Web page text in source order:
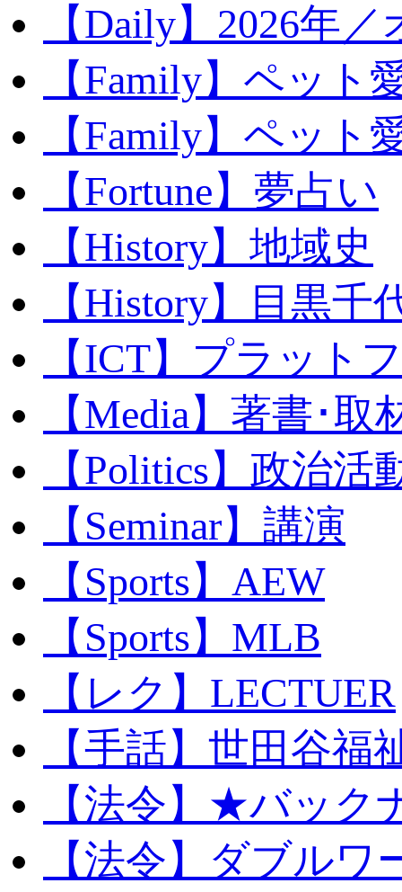
【Daily】2026年
【Family】ペット
【Family】ペット
【Fortune】夢占い
【History】地域史
【History】目黒千
【ICT】プラット
【Media】著書･取
【Politics】政治活
【Seminar】講演
【Sports】AEW
【Sports】MLB
【レク】LECTUER
【手話】世田谷福
【法令】★バック
【法令】ダブルワ